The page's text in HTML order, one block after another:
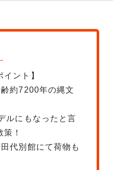
イント】
約7200年の縄文
ルにもなったと言
！
代別館にて荷物も